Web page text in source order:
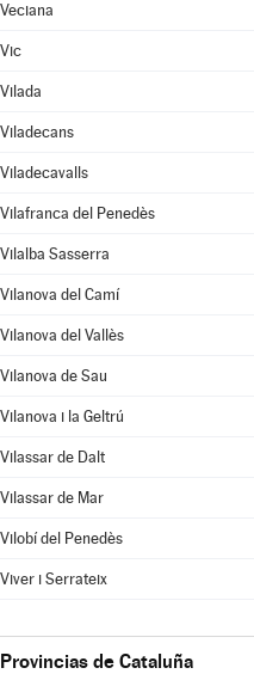
Veciana
Vic
Vilada
Viladecans
Viladecavalls
Vilafranca del Penedès
Vilalba Sasserra
Vilanova del Camí
Vilanova del Vallès
Vilanova de Sau
Vilanova i la Geltrú
Vilassar de Dalt
Vilassar de Mar
Vilobí del Penedès
Viver i Serrateix
Provincias de Cataluña